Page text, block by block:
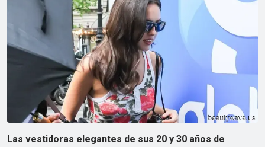
Las vestidoras elegantes de sus 20 y 30 años de